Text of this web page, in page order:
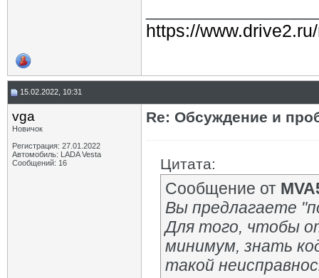
https://
15.02.2022, 10:31
vga
Новичок
Регистрация: 27.01.2022
Автомобиль: LADA Vesta
Сообщений: 16
Re: Обсуждение и
Цитата:
Сообщение от
Вы предлагаете
Для того, чтобы
минимум, знать
такой